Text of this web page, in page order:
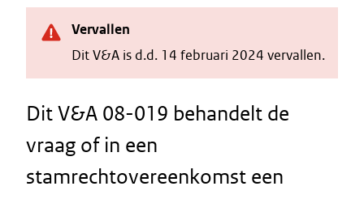
Vervallen
Dit V&A is d.d. 14 februari 2024 vervallen.
Dit V&A 08-019 behandelt de
vraag of in een
stamrechtovereenkomst een